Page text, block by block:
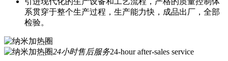
系贯穿于整个生产过程，生产能力快，成品出厂，全部
检验。
24小时售后服务24-hour after-sales service